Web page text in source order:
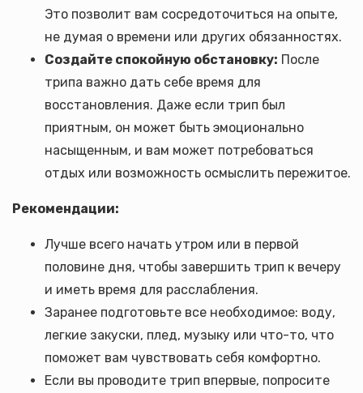
Это позволит вам сосредоточиться на опыте,
не думая о времени или других обязанностях.
Создайте спокойную обстановку: После
трипа важно дать себе время для
восстановления. Даже если трип был
приятным, он может быть эмоционально
насыщенным, и вам может потребоваться
отдых или возможность осмыслить пережитое.
Рекомендации:
Лучше всего начать утром или в первой
половине дня, чтобы завершить трип к вечеру
и иметь время для расслабления.
Заранее подготовьте все необходимое: воду,
легкие закуски, плед, музыку или что-то, что
поможет вам чувствовать себя комфортно.
Если вы проводите трип впервые, попросите